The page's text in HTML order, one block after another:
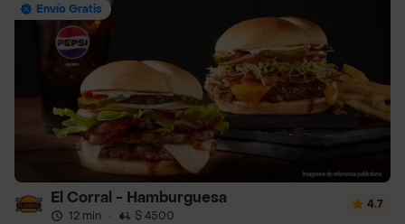
Envío Gratis
El Corral - Hamburguesa
12 min · $ 4500
4.7